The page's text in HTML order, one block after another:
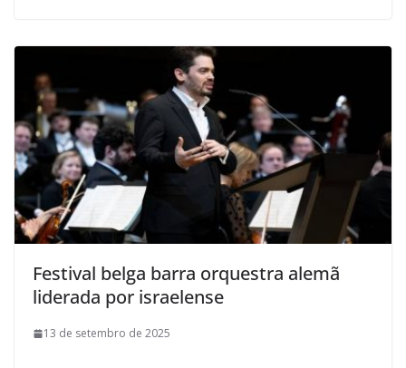
Festival belga barra orquestra alemã
liderada por israelense
13 de setembro de 2025